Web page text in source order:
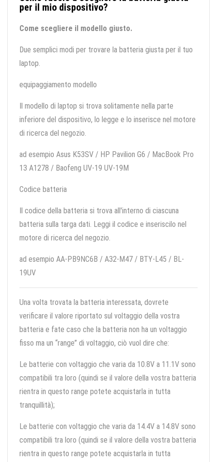
per il mio dispositivo?
Come scegliere il modello giusto.
Due semplici modi per trovare la batteria giusta per il tuo
laptop.
equipaggiamento modello
Il modello di laptop si trova solitamente nella parte
inferiore del dispositivo, lo legge e lo inserisce nel motore
di ricerca del negozio.
ad esempio Asus K53SV / HP Pavilion G6 / MacBook Pro
13 A1278 / Baofeng UV-19 UV-19M
Codice batteria
Il codice della batteria si trova all'interno di ciascuna
batteria sulla targa dati. Leggi il codice e inseriscilo nel
motore di ricerca del negozio.
ad esempio AA-PB9NC6B / A32-M47 / BTY-L45 / BL-
19UV
Una volta trovata la batteria interessata, dovrete
verificare il valore riportato sul voltaggio della vostra
batteria e fate caso che la batteria non ha un voltaggio
fisso ma un “range” di voltaggio, ciò vuol dire che:
Le batterie con voltaggio che varia da 10.8V a 11.1V sono
compatibili tra loro (quindi se il valore della vostra batteria
rientra in questo range potete acquistarla in tutta
tranquillità);
Le batterie con voltaggio che varia da 14.4V a 14.8V sono
compatibili tra loro (quindi se il valore della vostra batteria
rientra in questo range potete acquistarla in tutta